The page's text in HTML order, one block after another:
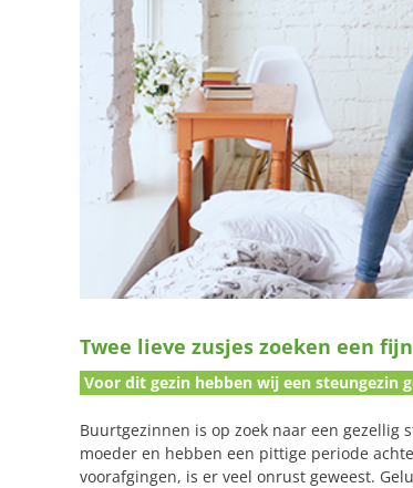
Twee lieve zusjes zoeken een
Voor dit gezin hebben wij een steungezin
Buurtgezinnen is op zoek naar een gezellig
moeder en hebben een pittige periode
voorafgingen, is er veel onrust geweest.